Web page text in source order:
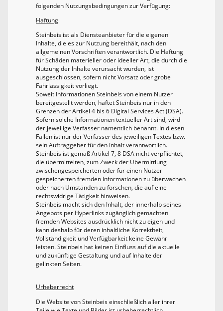
folgenden Nutzungsbedingungen zur Verfügung:
Haftung
Steinbeis ist als Diensteanbieter für die eigenen
Inhalte, die es zur Nutzung bereithält, nach den
allgemeinen Vorschriften verantwortlich. Die Haftung
für Schäden materieller oder ideeller Art, die durch die
Nutzung der Inhalte verursacht wurden, ist
ausgeschlossen, sofern nicht Vorsatz oder grobe
Fahrlässigkeit vorliegt.
Soweit Informationen Steinbeis von einem Nutzer
bereitgestellt werden, haftet Steinbeis nur in den
Grenzen der Artikel 4 bis 6 Digital Services Act (DSA).
Sofern solche Informationen textueller Art sind, wird
der jeweilige Verfasser namentlich benannt. In diesen
Fällen ist nur der Verfasser des jeweiligen Textes bzw.
sein Auftraggeber für den Inhalt verantwortlich.
Steinbeis ist gemäß Artikel 7, 8 DSA nicht verpflichtet,
die übermittelten, zum Zweck der Übermittlung
zwischengespeicherten oder für einen Nutzer
gespeicherten fremden Informationen zu überwachen
oder nach Umständen zu forschen, die auf eine
rechtswidrige Tätigkeit hinweisen.
Steinbeis macht sich den Inhalt, der innerhalb seines
Angebots per Hyperlinks zugänglich gemachten
fremden Websites ausdrücklich nicht zu eigen und
kann deshalb für deren inhaltliche Korrektheit,
Vollständigkeit und Verfügbarkeit keine Gewähr
leisten. Steinbeis hat keinen Einfluss auf die aktuelle
und zukünftige Gestaltung und auf Inhalte der
gelinkten Seiten.
Urheberrecht
Die Website von Steinbeis einschließlich aller ihrer